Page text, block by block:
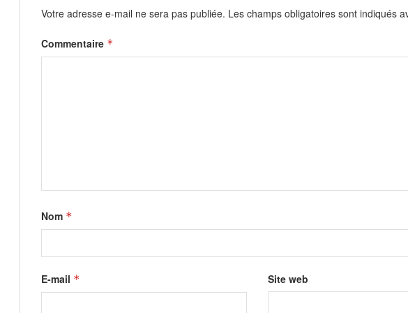
Votre adresse e-mail ne sera pas publiée. Les champs obligatoires sont indiqués
Commentaire *
Nom *
E-mail * Site web